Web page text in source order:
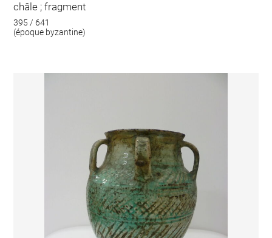
châle ; fragment
395 / 641
(époque byzantine)